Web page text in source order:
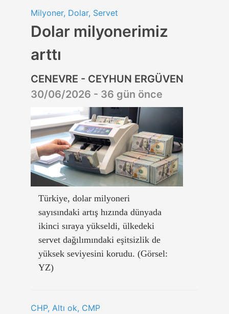
Milyoner, Dolar, Servet
Dolar milyonerimiz
arttı
CENEVRE - CEYHUN ERGÜVEN
30/06/2026 - 36 gün önce
Türkiye, dolar milyoneri
sayısındaki artış hızında dünyada
ikinci sıraya yükseldi, ülkedeki
servet dağılımındaki eşitsizlik de
yüksek seviyesini korudu. (Görsel:
YZ)
CHP, Altı ok, CMP